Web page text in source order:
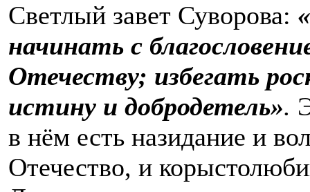
Светлый завет Суворова:
начинать с
Отечеству; избегать
истину и добродетель».
в нём есть назидание и
Отечество, и